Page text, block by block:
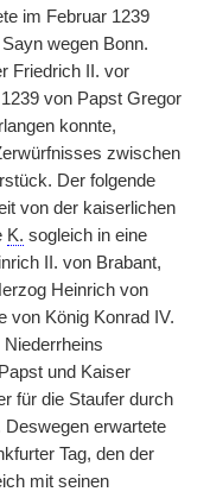
im Februar 1239
wegen Bonn.
Friedrich II. vor
von Papst Gregor
konnte,
zwischen
Der folgende
von der kaiserlichen
K. sogleich in eine
II. von Brabant,
Heinrich von
von König Konrad IV.
und Kaiser
für die Staufer durch
Deswegen erwartete
Tag, den der
mit seinen